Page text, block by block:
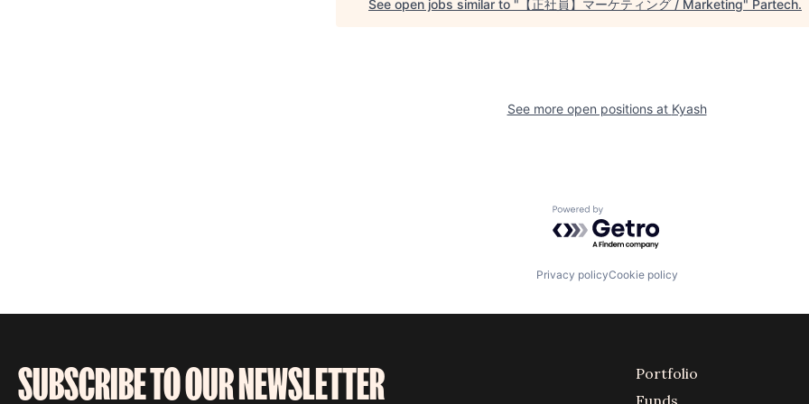
See open jobs similar to " 【正社員】マーケティング / Marketing" Partech.
See more open positions at Kyash
Powered by Getro.com
Privacy policyCookie policy
SUBSCRIBE TO OUR NEWSLETTER
Portfolio
Funds